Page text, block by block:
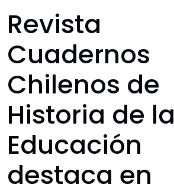
Revista
Cuadernos
Chilenos de
Historia de la
Educación
destaca en